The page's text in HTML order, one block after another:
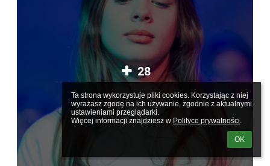
Ta strona wykorzystuje pliki cookies. Korzystając z niej
wyrażasz zgodę na ich używanie, zgodnie z aktualnymi
ustawieniami przeglądarki.
Więcej informacji znajdziesz w Polityce prywatności.
OK
28